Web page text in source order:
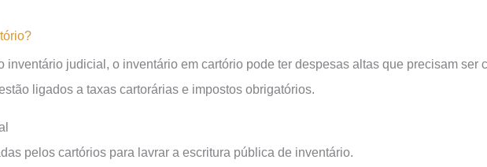
inventário judicial, o inventário em cartório pode ter despesas altas que precisam ser
ligados a taxas cartorárias e impostos obrigatórios.
pelos cartórios para lavrar a escritura pública de inventário.